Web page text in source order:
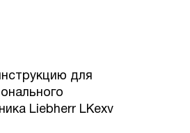
для
Liebherr LKexv